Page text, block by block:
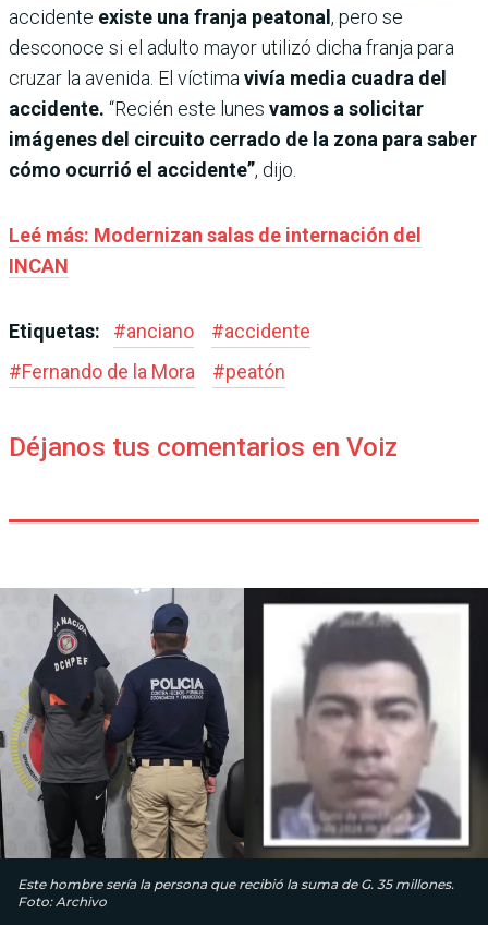
accidente existe una franja peatonal , pero se
desconoce si el adulto mayor utilizó dicha franja para
cruzar la avenida. El víctimavivía media cuadra del
accidente. “Recién este lunes vamos a solicitar
imágenes del circuito cerrado de la zona para saber
cómo ocurrió el accidente”, dijo.
Leé más: Modernizan salas de internación del
INCAN
Etiquetas: #anciano #accidente
#Fernando de la Mora #peatón
Déjanos tus comentarios en Voiz
Este hombre sería la persona que recibió la suma de G. 35 millones.
Foto: Archivo